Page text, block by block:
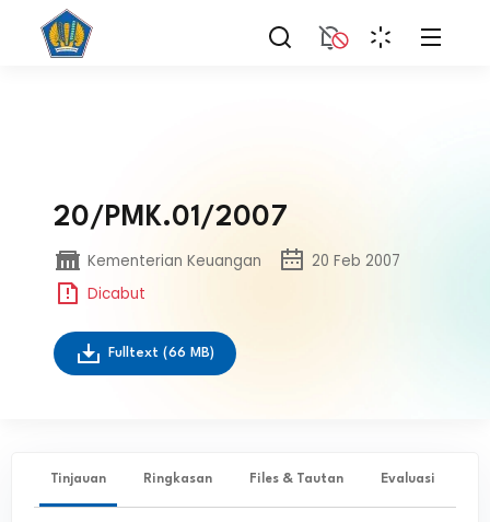
20/PMK.01/2007
Kementerian Keuangan
20 Feb 2007
Dicabut
Fulltext (66 MB)
Tinjauan Ringkasan Files & Tautan Evaluasi